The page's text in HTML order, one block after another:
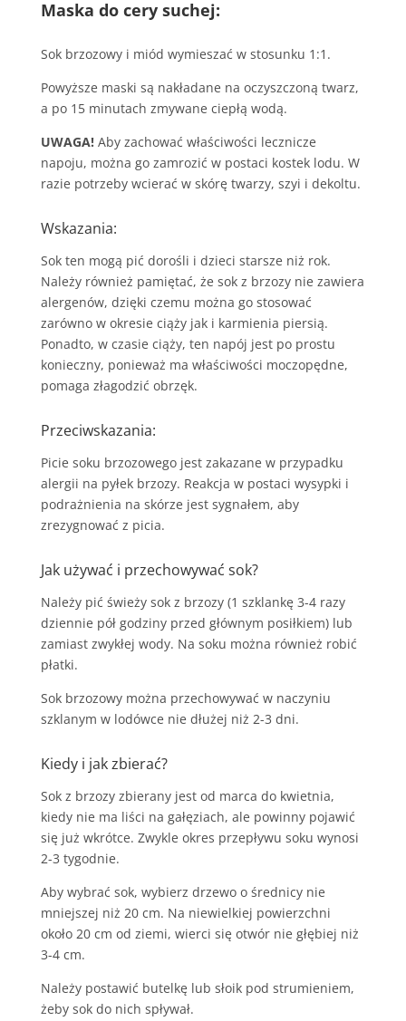
Maska do cery suchej:
Sok brzozowy i miód wymieszać w stosunku 1:1.
Powyższe maski są nakładane na oczyszczoną twarz,
a po 15 minutach zmywane ciepłą wodą.
UWAGA!Aby zachować właściwości lecznicze
napoju, można go zamrozić w postaci kostek lodu. W
razie potrzeby wcierać w skórę twarzy, szyi i dekoltu.
Wskazania:
Sok ten mogą pić dorośli i dzieci starsze niż rok.
Należy również pamiętać, że sok z brzozy nie zawiera
alergenów, dzięki czemu można go stosować
zarówno w okresie ciąży jak i karmienia piersią.
Ponadto, w czasie ciąży, ten napój jest po prostu
konieczny, ponieważ ma właściwości moczopędne,
pomaga złagodzić obrzęk.
Przeciwskazania:
Picie soku brzozowego jest zakazane w przypadku
alergii na pyłek brzozy. Reakcja w postaci wysypki i
podrażnienia na skórze jest sygnałem, aby
zrezygnować z picia.
Jak używać i przechowywać sok?
Należy pić świeży sok z brzozy (1 szklankę 3-4 razy
dziennie pół godziny przed głównym posiłkiem) lub
zamiast zwykłej wody. Na soku można również robić
płatki.
Sok brzozowy można przechowywać w naczyniu
szklanym w lodówce nie dłużej niż 2-3 dni.
Kiedy i jak zbierać?
Sok z brzozy zbierany jest od marca do kwietnia,
kiedy nie ma liści na gałęziach, ale powinny pojawić
się już wkrótce. Zwykle okres przepływu soku wynosi
2-3 tygodnie.
Aby wybrać sok, wybierz drzewo o średnicy nie
mniejszej niż 20 cm. Na niewielkiej powierzchni
około 20 cm od ziemi, wierci się otwór nie głębiej niż
3-4 cm.
Należy postawić butelkę lub słoik pod strumieniem,
żeby sok do nich spływał.